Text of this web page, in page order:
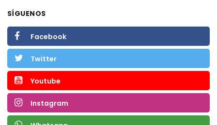
SÍGUENOS
Facebook
Twitter
Youtube
Instagram